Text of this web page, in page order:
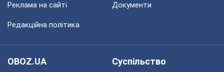
Реклама на сайті Документи
Редакційна політика
OBOZ.UA
Суспільство